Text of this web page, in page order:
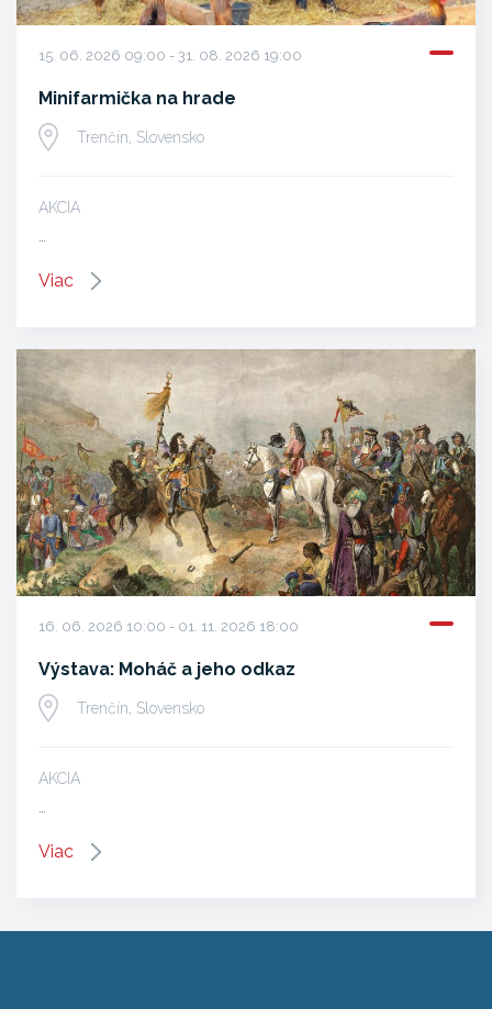
15. 06. 2026 09:00 - 31. 08. 2026 19:00
Minifarmička na hrade
Trenčín, Slovensko
AKCIA
Viac
16. 06. 2026 10:00 - 01. 11. 2026 18:00
Výstava: Moháč a jeho odkaz
Trenčín, Slovensko
AKCIA
Viac